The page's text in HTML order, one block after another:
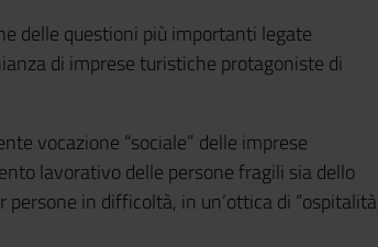
delle questioni più importanti legate
di imprese turistiche protagoniste di
vocazione “sociale” delle imprese
lavorativo delle persone fragili sia dello
in difficoltà, in un’ottica di “ospitalità